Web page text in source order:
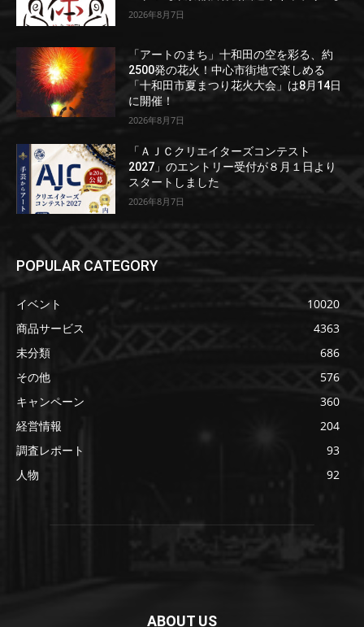
2026年8月7日
「アートのまち」十和田の空を彩る、約
2500発の花火！中心市街地で楽しめる
「十和田市夏まつり花火大会」は8月14日
に開催！
2026年8月7日
「ＡＪＣクリエイターズコンテスト
2027」のエントリー受付が８月１日より
スタートしました
2026年8月7日
POPULAR CATEGORY
イベント
10020
商品サービス
4363
未分類
686
その他
576
キャンペーン
360
経営情報
204
調査レポート
93
人物
92
ABOUT US